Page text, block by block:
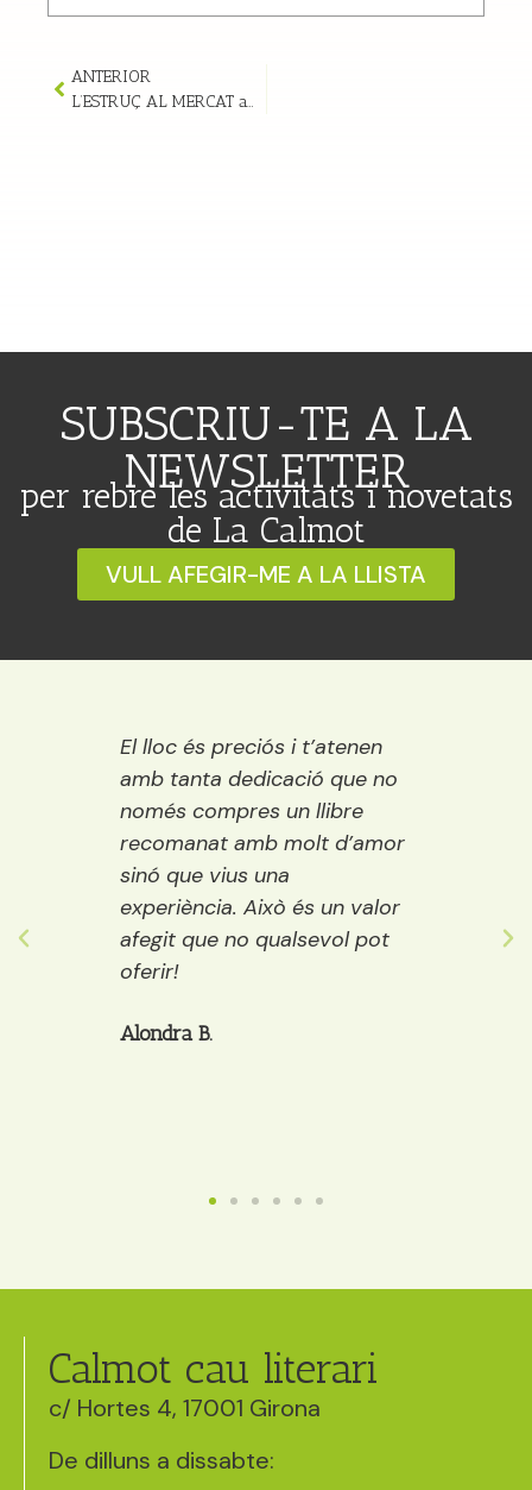
ANTERIOR
L’ESTRUÇ AL MERCAT amb PAPERARRUGAT | 11/04/26
SUBSCRIU-TE A LA
NEWSLETTER
per rebre les activitats i novetats
de La Calmot
VULL AFEGIR-ME A LA LLISTA
El lloc és preciós i t’atenen
amb tanta dedicació que no
només compres un llibre
recomanat amb molt d’amor
sinó que vius una
experiència. Això és un valor
afegit que no qualsevol pot
oferir!
Alondra B.
Calmot cau literari
c/ Hortes 4, 17001 Girona
De dilluns a dissabte: